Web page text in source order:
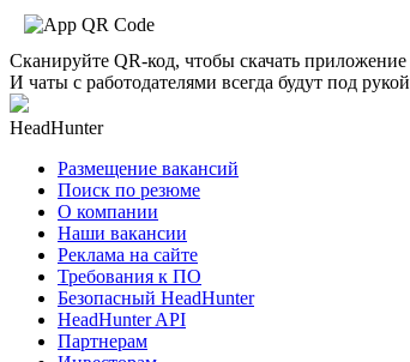
Сканируйте QR-код, чтобы скачать приложение
И чаты с работодателями всегда будут под рукой
HeadHunter
Размещение вакансий
Поиск по резюме
О компании
Наши вакансии
Реклама на сайте
Требования к ПО
Безопасный HeadHunter
HeadHunter API
Партнерам